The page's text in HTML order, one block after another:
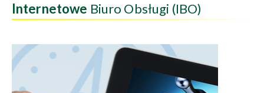
Internetowe Biuro Obsługi (IBO)